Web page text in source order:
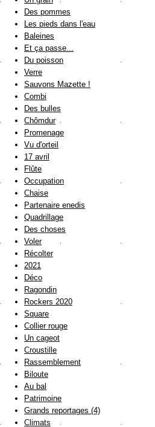
Des pommes
Les pieds dans l'eau
Baleines
Et ça passe...
Du poisson
Verre
Sauvons Mazette !
Combi
Des bulles
Chômdur
Promenage
Vu d'orteil
17 avril
Flûte
Occupation
Chaise
Partenaire enedis
Quadrillage
Des choses
Voler
Récolter
2021
Déco
Ragondin
Rockers 2020
Square
Collier rouge
Un cageot
Croustille
Rassemblement
Biloute
Au bal
Patrimoine
Grands reportages (4)
Climats